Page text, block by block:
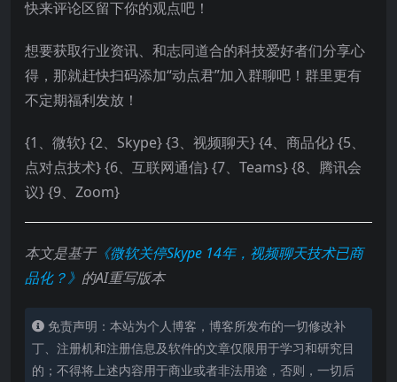
快来评论区留下你的观点吧！
想要获取行业资讯、和志同道合的科技爱好者们分享心
得，那就赶快扫码添加“动点君”加入群聊吧！群里更有
不定期福利发放！
{1、微软} {2、Skype} {3、视频聊天} {4、商品化} {5、
点对点技术} {6、互联网通信} {7、Teams} {8、腾讯会
议} {9、Zoom}
本文是基于《微软关停Skype 14年，视频聊天技术已商
品化？》 的AI重写版本
免责声明：本站为个人博客，博客所发布的一切修改补
丁、注册机和注册信息及软件的文章仅限用于学习和研究目
的；不得将上述内容用于商业或者非法用途，否则，一切后